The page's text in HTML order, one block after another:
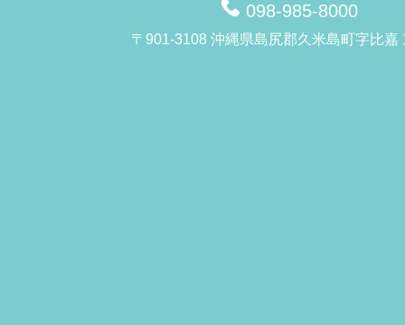
098-985-8000
〒901-3108 沖縄県島尻郡久米島町字比嘉